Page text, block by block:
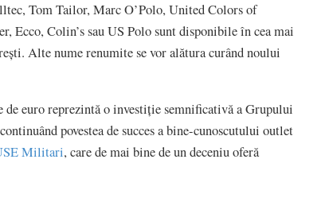
Tom Tailor, Marc O’Polo, United Colors of
Ecco, Colin’s sau US Polo sunt disponibile în cea mai
Alte nume renumite se vor alătura curând noului
euro reprezintă o investiție semnificativă a Grupului
povestea de succes a bine-cunoscutului outlet
Militari, care de mai bine de un deceniu oferă